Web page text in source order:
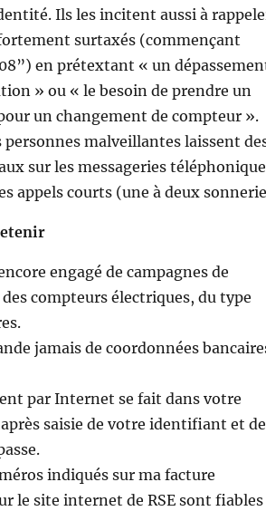
Ils les incitent aussi à
surtaxés (commençant
en prétextant « un
» ou « le besoin de prendre un
un changement de compteur ».
personnes malveillantes laissent
sur les messageries
appels courts (une à deux
encore engagé de campagnes de
compteurs électriques, du type
jamais de coordonnées
par Internet se fait dans votre
saisie de votre identifiant et de
indiqués sur ma facture
le site internet de RSE sont